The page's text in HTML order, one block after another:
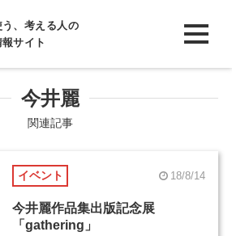
、考える人の
サイト
今井麗
関連記事
イベント 18/8/14
今井麗作品集出版記念展
「gathering」